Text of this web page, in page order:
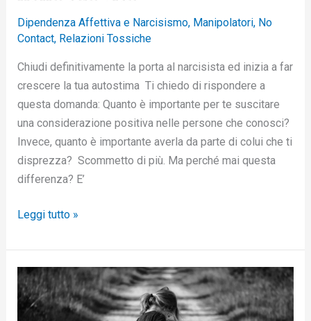
Dipendenza Affettiva e Narcisismo, Manipolatori, No
Contact, Relazioni Tossiche
Chiudi definitivamente la porta al narcisista ed inizia a far
crescere la tua autostima Ti chiedo di rispondere a
questa domanda: Quanto è importante per te suscitare
una considerazione positiva nelle persone che conosci?
Invece, quanto è importante averla da parte di colui che ti
disprezza? Scommetto di più. Ma perché mai questa
differenza? E’
Leggi tutto »
Perchè
non
riesci